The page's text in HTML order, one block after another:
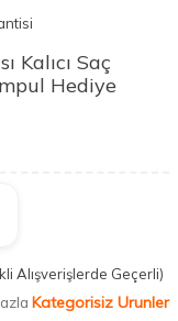
Kalıcı Saç
Hediye
Alışverişlerde Geçerli)
Kategorisiz Urunler